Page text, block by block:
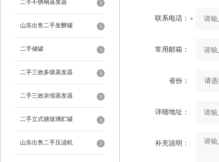
二手不锈钢蒸发器
山东出售二手发酵罐
二手储罐
二手三效多级蒸发器
二手三效浓缩蒸发器
二手立式搪玻璃贮罐
山东出售二手压滤机
联系电话：
常用邮箱：
省份：
详细地址：
补充说明：